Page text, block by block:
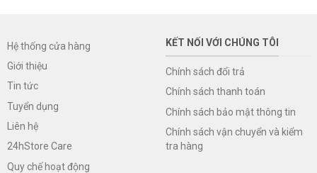
Hệ thống cửa hàng
Giới thiệu
Tin tức
Tuyển dụng
Liên hệ
24hStore Care
Quy chế hoạt động
KẾT NỐI VỚI CHÚNG TÔI
Chính sách đổi trả
Chính sách thanh toán
Chính sách bảo mật thông tin
Chính sách vận chuyển và kiểm
tra hàng